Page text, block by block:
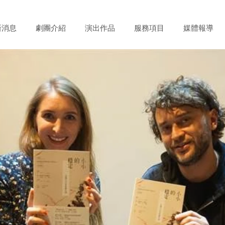
息 劇團介紹 演出作品 服務項目 媒體報導